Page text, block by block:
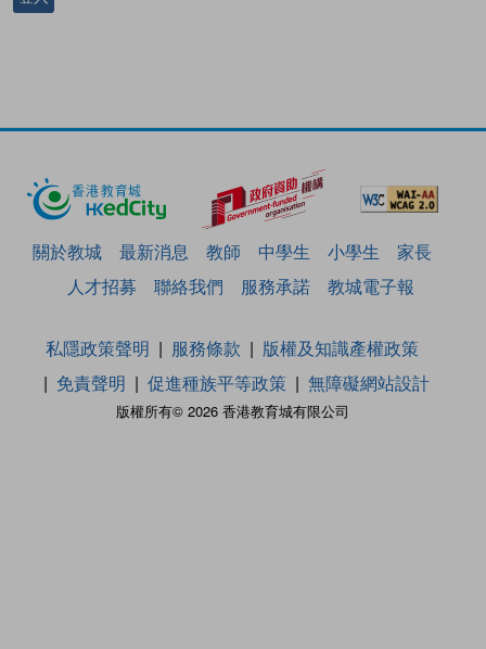
關於教城 最新消息 教師 中學生 小學生
家長
人才招募
聯絡我們 服務承諾 教城電子報
版權所有© 2026 香港教育城有限公司
私隱政策聲明 服務條款
版權及知識產權政策
免責聲明
促進種族平等政策 無障礙網站設計